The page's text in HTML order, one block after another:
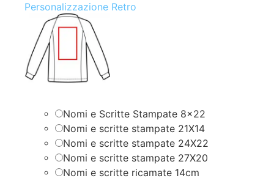
Personalizzazione Retro
Nomi e Scritte Stampate 8×22
Nomi e scritte stampate 21X14
Nomi e scritte stampate 24X22
Nomi e scritte stampate 27X20
Nomi e scritte ricamate 14cm